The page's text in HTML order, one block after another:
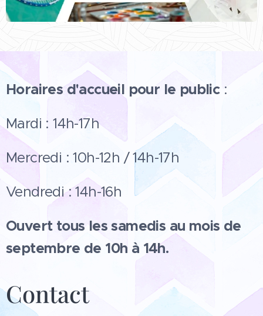
Horaires d'accueil pour le public:
Mardi : 14h-17h
Mercredi : 10h-12h / 14h-17h
Vendredi : 14h-16h
Ouvert tous les samedis au mois de
septembre de 10h à 14h.
Contact